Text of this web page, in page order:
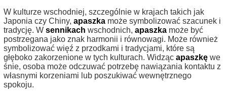
W kulturze wschodniej, szczególnie w krajach takich jak
Japonia czy Chiny, apaszka może symbolizować szacunek i
tradycję. W sennikach wschodnich, apaszka może być
postrzegana jako znak harmonii i równowagi. Może również
symbolizować więź z przodkami i tradycjami, które są
głęboko zakorzenione w tych kulturach. Widząc apaszkę we
śnie, osoba może odczuwać potrzebę nawiązania kontaktu z
własnymi korzeniami lub poszukiwać wewnętrznego
spokoju.